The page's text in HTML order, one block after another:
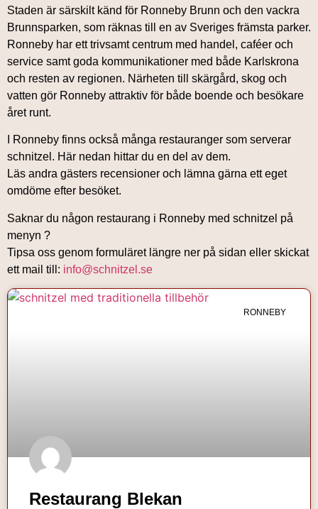
Staden är särskilt känd för Ronneby Brunn och den vackra
Brunnsparken, som räknas till en av Sveriges främsta parker.
Ronneby har ett trivsamt centrum med handel, caféer och
service samt goda kommunikationer med både Karlskrona
och resten av regionen. Närheten till skärgård, skog och
vatten gör Ronneby attraktiv för både boende och besökare
året runt.
I Ronneby finns också många restauranger som serverar
schnitzel. Här nedan hittar du en del av dem.
Läs andra gästers recensioner och lämna gärna ett eget
omdöme efter besöket.
Saknar du någon restaurang i Ronneby med schnitzel på
menyn ?
Tipsa oss genom formuläret längre ner på sidan eller skickat
ett mail till: info@schnitzel.se
RONNEBY
Restaurang Blekan